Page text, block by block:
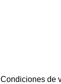
Condiciones de